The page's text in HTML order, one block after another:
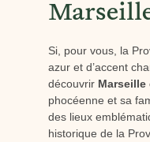
Si, pour vous, la
azur et d’accent
découvrir Marseille
phocéenne et sa
des lieux
historique de la